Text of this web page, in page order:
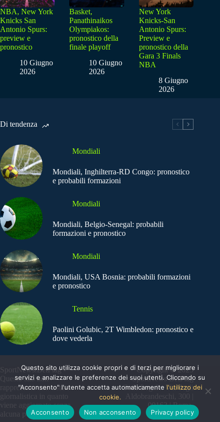
NBA, New York
Knicks San
Antonio Spurs:
preview e
pronostico
10 Giugno
2026
Basket,
Panathinaikos
Olympiakos:
pronostico della
finale playoff
10 Giugno
2026
New York
Knicks-San
Antonio Spurs:
Preview e
pronostico della
Gara 3 Finals
NBA
8 Giugno
2026
Di tendenza
Mondiali
Mondiali, Inghilterra-RD Congo: pronostico
e probabili formazioni
Mondiali
Mondiali, Belgio-Senegal: probabili
formazioni e pronostico
Mondiali
Mondiali, USA Bosnia: probabili formazioni
e pronostico
Tennis
Paolini Golubic, 2T Wimbledon: pronostico e
dove vederla
SportNews.BetFlag -
Questo sito non
rappresenta una testata
giornalistica in quanto
viene aggiornato senza
alcuna periodicità
Copyright © 2025
SportNews BetFlag
Sede Legale: Via degli
Aldobrandeschi, 300 |
00163 | Roma
Questo sito utilizza cookie propri e di terzi per migliorare i
servizi e analizzare le preferenze dei suoi utenti. Cliccando su
"Acconsento" l'utente accetta automaticamente l'utilizzo dei
cookie.
Acconsento
Non acconsento Privacy policy